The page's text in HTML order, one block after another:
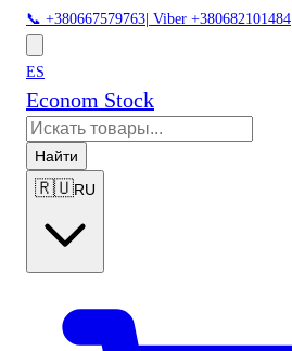
📞 +380667579763 Viber +380682101484
ES
Econom Stock
Найти
🇷🇺RU